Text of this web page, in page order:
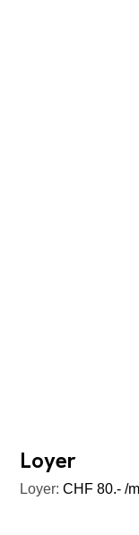
Loyer
Loyer: CHF 80.- /